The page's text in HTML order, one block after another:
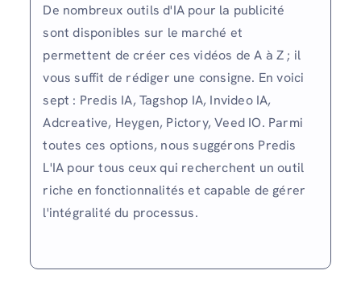
De nombreux outils d'IA pour la publicité
sont disponibles sur le marché et
permettent de créer ces vidéos de A à Z ; il
vous suffit de rédiger une consigne. En voici
sept : Predis IA, Tagshop IA, Invideo IA,
Adcreative, Heygen, Pictory, Veed IO. Parmi
toutes ces options, nous suggérons Predis
L'IA pour tous ceux qui recherchent un outil
riche en fonctionnalités et capable de gérer
l'intégralité du processus.